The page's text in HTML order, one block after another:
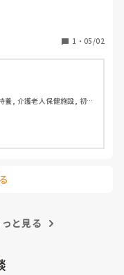
終わらない。とネチ
ムツ入ってもらった
来る時間あるなら、入
チネチめんどくさいと
いた？今日？
ついていて、飲まな
、明後日今日の夜勤
おいて。それでネチ
？と。
納得
1 ・ 05/02
養, 介護老人保健施設, 初任
と見る